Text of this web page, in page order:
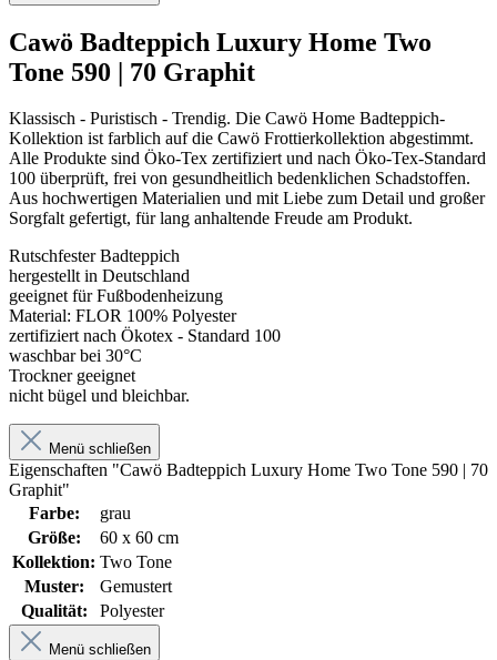
Cawö Badteppich Luxury Home Two
Tone 590 | 70 Graphit
Klassisch - Puristisch - Trendig. Die Cawö Home Badteppich-
Kollektion ist farblich auf die Cawö Frottierkollektion abgestimmt.
Alle Produkte sind Öko-Tex zertifiziert und nach Öko-Tex-Standard
100 überprüft, frei von gesundheitlich bedenklichen Schadstoffen.
Aus hochwertigen Materialien und mit Liebe zum Detail und großer
Sorgfalt gefertigt, für lang anhaltende Freude am Produkt.
Rutschfester Badteppich
hergestellt in Deutschland
geeignet für Fußbodenheizung
Material: FLOR 100% Polyester
zertifiziert nach Ökotex - Standard 100
waschbar bei 30°C
Trockner geeignet
nicht bügel und bleichbar.
Menü schließen
Eigenschaften "Cawö Badteppich Luxury Home Two Tone 590 | 70
Graphit"
Farbe:
grau
Größe:
60 x 60 cm
Kollektion: Two Tone
Muster:
Gemustert
Qualität:
Polyester
Menü schließen